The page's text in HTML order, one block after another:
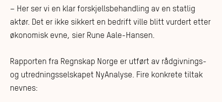
– Her ser vi en klar forskjellsbehandling av en statlig
aktør. Det er ikke sikkert en bedrift ville blitt vurdert etter
økonomisk evne, sier Rune Aale-Hansen.
Rapporten fra Regnskap Norge er utført av rådgivnings-
og utredningsselskapet NyAnalyse. Fire konkrete tiltak
nevnes: